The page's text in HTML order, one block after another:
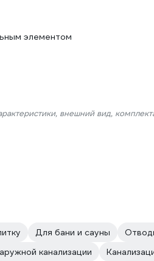
элементом
внешний вид,
Для бани и сауны
канализации